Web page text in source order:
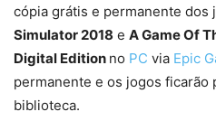
cópia grátis e permanente dos
Simulator 2018 e A Game Of
Digital Edition no PC via Epic
permanente e os jogos ficarão
biblioteca.